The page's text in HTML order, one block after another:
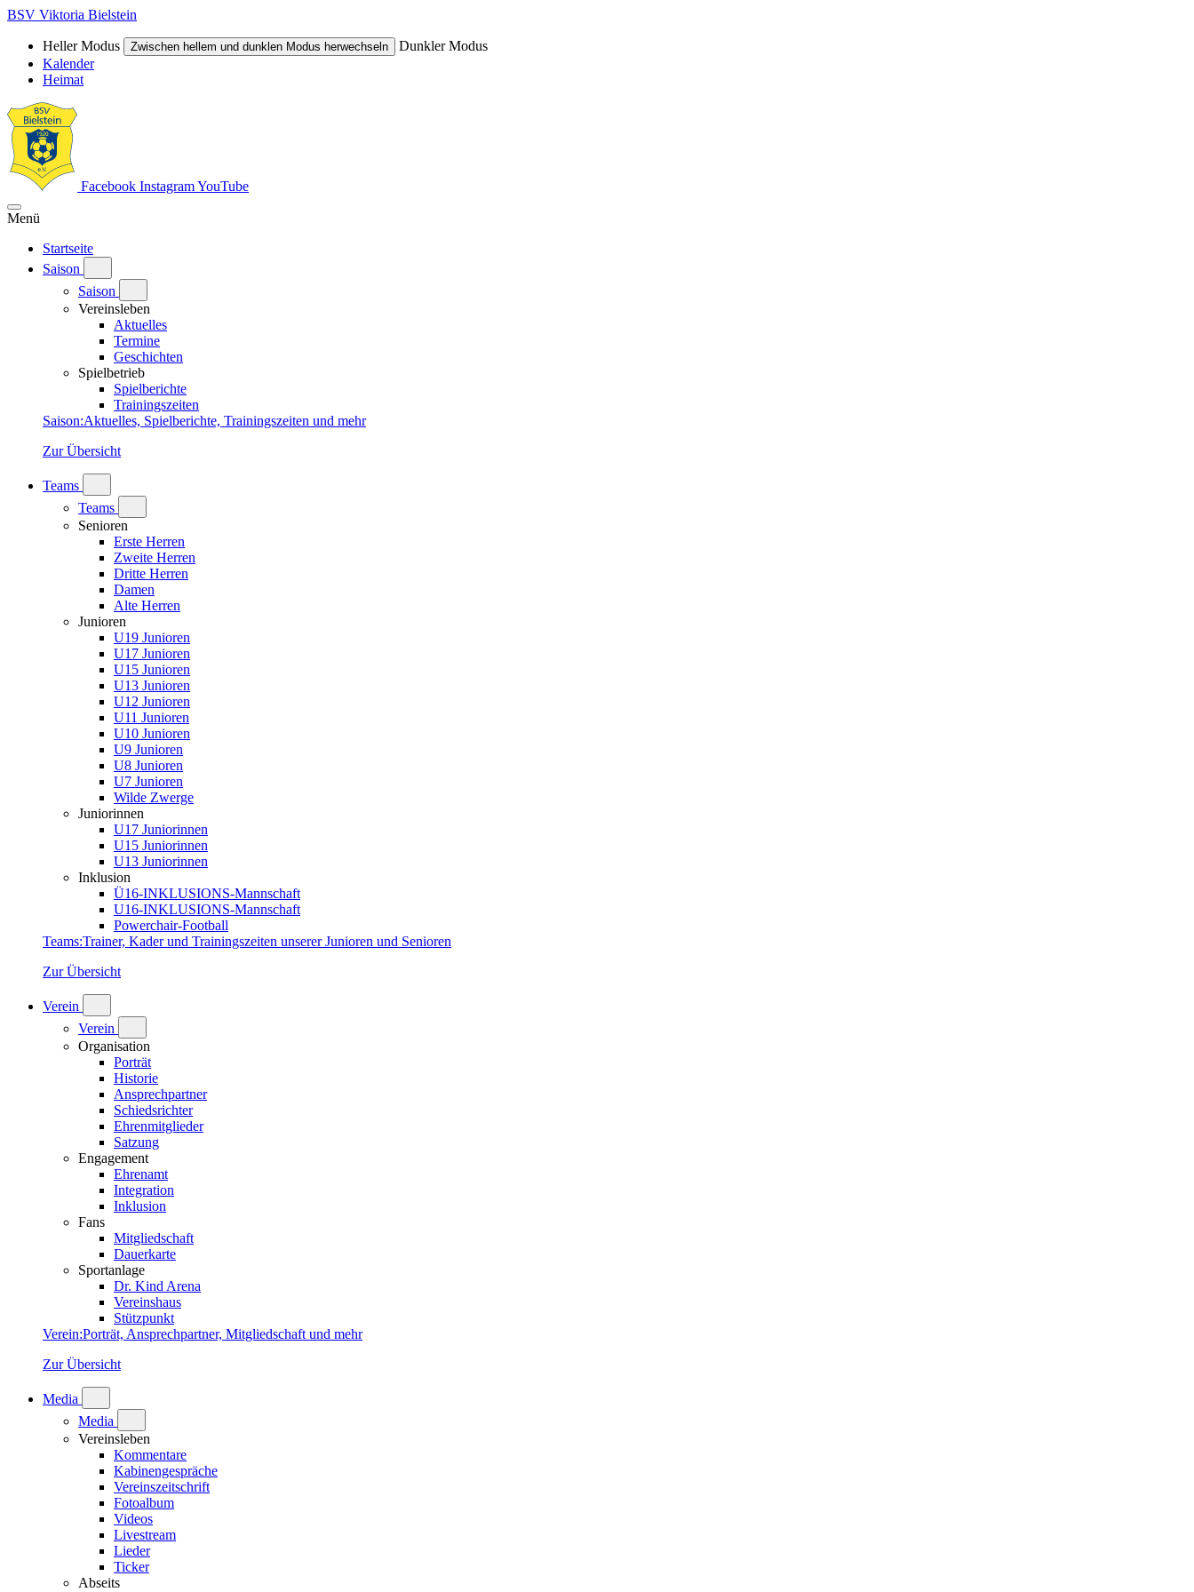
BSV Viktoria Bielstein
Heller Modus Zwischen hellem und dunklen Modus herwechseln
Dunkler Modus
Kalender
Heimat
Facebook InstagramYouTube
Menü
Startseite
Saison
Saison
Vereinsleben
Aktuelles
Termine
Geschichten
Spielbetrieb
Spielberichte
Trainingszeiten
Saison:Aktuelles, Spielberichte, Trainingszeiten und mehr
Zur Übersicht
Teams
Teams
Senioren
Erste Herren
Zweite Herren
Dritte Herren
Damen
Alte Herren
Junioren
U19 Junioren
U17 Junioren
U15 Junioren
U13 Junioren
U12 Junioren
U11 Junioren
U10 Junioren
U9 Junioren
U8 Junioren
U7 Junioren
Wilde Zwerge
Juniorinnen
U17 Juniorinnen
U15 Juniorinnen
U13 Juniorinnen
Inklusion
Ü16-INKLUSIONS-Mannschaft
U16-INKLUSIONS-Mannschaft
Powerchair-Football
Teams:Trainer, Kader und Trainingszeiten unserer Junioren und Senioren
Zur Übersicht
Verein
Verein
Organisation
Porträt
Historie
Ansprechpartner
Schiedsrichter
Ehrenmitglieder
Satzung
Engagement
Ehrenamt
Integration
Inklusion
Fans
Mitgliedschaft
Dauerkarte
Sportanlage
Dr. Kind Arena
Vereinshaus
Stützpunkt
Verein:Porträt, Ansprechpartner, Mitgliedschaft und mehr
Zur Übersicht
Media
Media
Vereinsleben
Kommentare
Kabinengespräche
Vereinszeitschrift
Fotoalbum
Videos
Livestream
Lieder
Ticker
Abseits